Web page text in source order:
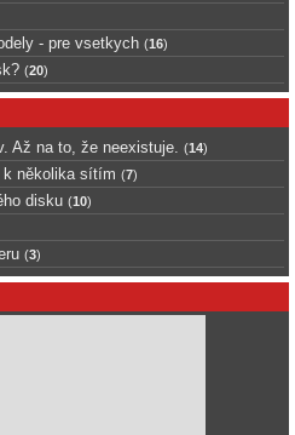
- pre vsetkych (16)
(20)
Až na to, že neexistuje. (14)
k několika sítím (7)
disku (10)
(3)